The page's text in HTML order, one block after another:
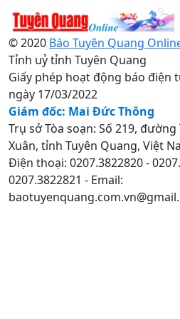
© 2020 Báo Tuyên Quang
Tỉnh uỷ tỉnh Tuyên Quang
Giấy phép hoạt động báo điện
ngày 17/03/2022
Giám đốc: Mai Đức Thông
Trụ sở Tòa soạn: Số 219,
Xuân, tỉnh Tuyên Quang, Việt
Điện thoại: 0207.3822820 -
0207.3822821 - Email: